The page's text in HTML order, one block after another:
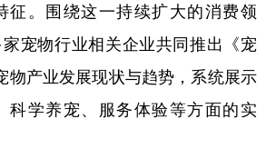
征。围绕这一持续扩大的消费领
宠物行业相关企业共同推出《宠
物产业发展现状与趋势，系统展示
科学养宠、服务体验等方面的实